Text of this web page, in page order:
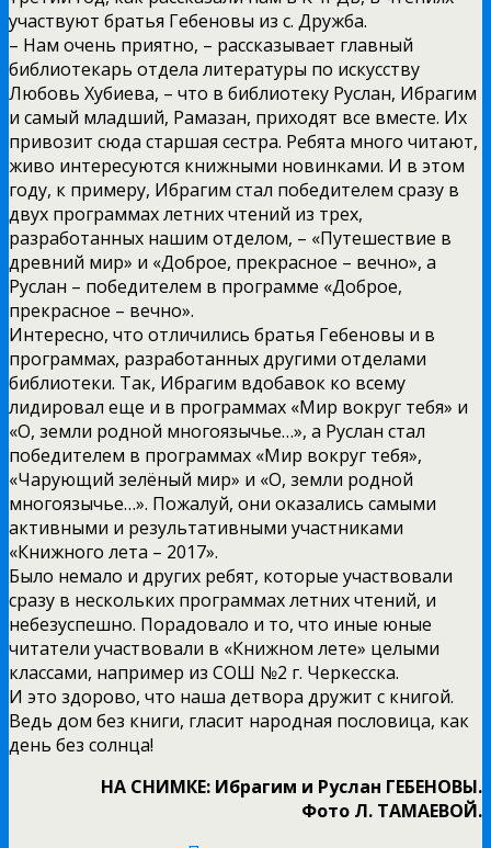
участвуют братья Гебеновы из с. Дружба.
– Нам очень приятно, – рассказывает главный
библиотекарь отдела литературы по искусству
Любовь Хубиева, – что в библиотеку Руслан, Ибрагим
и самый младший, Рамазан, приходят все вместе. Их
привозит сюда старшая сестра. Ребята много читают,
живо интересуются книжными новинками. И в этом
году, к примеру, Ибрагим стал победителем сразу в
двух программах летних чтений из трех,
разработанных нашим отделом, – «Путешествие в
древний мир» и «Доброе, прекрасное – вечно», а
Руслан – победителем в программе «Доброе,
прекрасное – вечно».
Интересно, что отличились братья Гебеновы и в
программах, разработанных другими отделами
библиотеки. Так, Ибрагим вдобавок ко всему
лидировал еще и в программах «Мир вокруг тебя» и
«О, земли родной многоязычье…», а Руслан стал
победителем в программах «Мир вокруг тебя»,
«Чарующий зелёный мир» и «О, земли родной
многоязычье…». Пожалуй, они оказались самыми
активными и результативными участниками
«Книжного лета – 2017».
Было немало и других ребят, которые участвовали
сразу в нескольких программах летних чтений, и
небезуспешно. Порадовало и то, что иные юные
читатели участвовали в «Книжном лете» целыми
классами, например из СОШ №2 г. Черкесска.
И это здорово, что наша детвора дружит с книгой.
Ведь дом без книги, гласит народная пословица, как
день без солнца!
НА СНИМКЕ: Ибрагим и Руслан ГЕБЕНОВЫ.
Фото Л. ТАМАЕВОЙ.